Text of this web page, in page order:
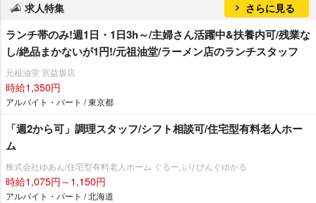
求人特集 さらに見る
ランチ帯のみ!週1日・1日3h～/主婦さん活躍中&扶養内可/残業な
し/絶品まかないが1円!/元祖油堂/ラーメン店のランチスタッフ
元祖油堂 宮益坂店
時給1,350円
アルバイト・パート / 東京都
「週2から可」調理スタッフ/シフト相談可/住宅型有料老人ホー
ム
株式会社ゆあん/住宅型有料老人ホーム ぐるーぷりびんぐゆかる
時給1,075円～1,150円
アルバイト・パート / 北海道